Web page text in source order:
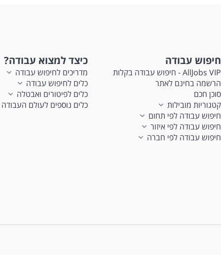
חיפוש עבודה
AllJobs VIP - חיפוש עבודה בקלות
הרשמה בחינם לאתר
סוכן חכם
קטגוריות מובילות
חיפוש עבודה לפי תחום
חיפוש עבודה לפי איזור
חיפוש עבודה לפי חברה
כיצד למצוא עבודה?
מדריכים לחיפוש עבודה
כלים לחיפוש עבודה
כלים לפיטורים ואבטלה
כלים נוספים לעולם העבודה